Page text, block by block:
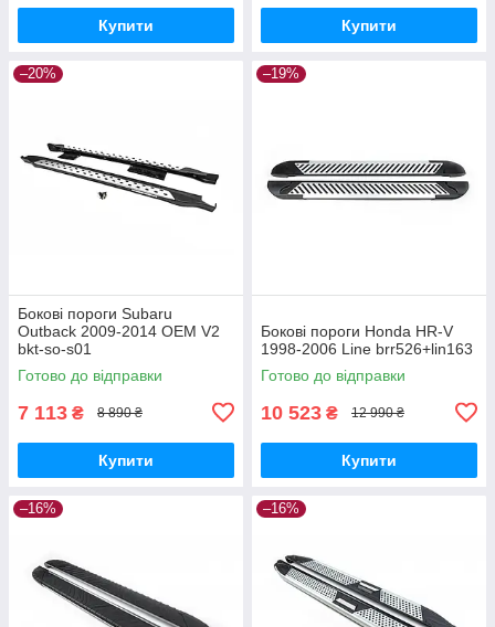
Купити Купити
–20%
Бокові пороги Subaru
Outback 2009-2014 OEM V2
bkt-so-s01
Готово до відправки
7 113 ₴ 8 890 ₴
Купити
–19%
Бокові пороги Honda HR-V
1998-2006 Line brr526+lin163
Готово до відправки
10 523 ₴ 12 990 ₴
Купити
–16% –16%